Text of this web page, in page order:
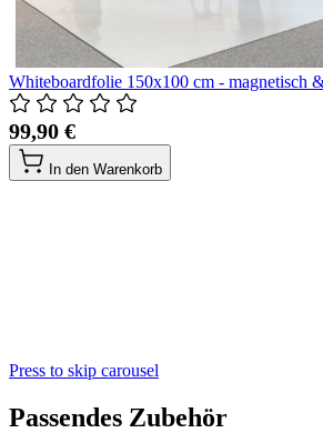
Whiteboardfolie 150x100 cm - magnetisch
99,90 €
In den Warenkorb
Press to skip carousel
Passendes Zubehör